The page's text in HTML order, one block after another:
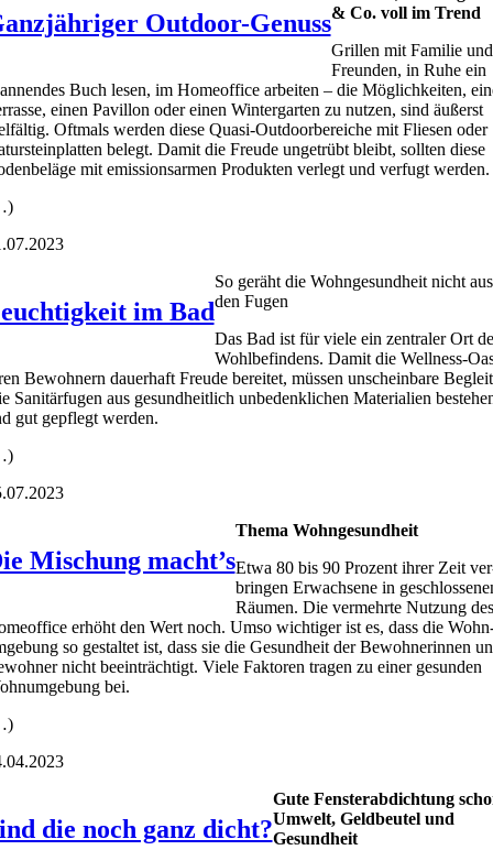
Outdoor-Genuss& Co. voll im Trend
Gril­len mit Fami­lie und
Freun­den, in Ruhe ein
Buch lesen, im Home­of­fice arbei­ten – die Mög­lich­kei­ten,
einen Pavil­lon oder einen Win­ter­gar­ten zu nut­zen, sind äußerst
Oft­mals wer­den die­se Qua­si-Out­door­be­rei­che mit Flie­sen oder
belegt. Damit die Freu­de unge­trübt bleibt, soll­ten die­se
mit emis­si­ons­ar­men Pro­duk­ten ver­legt und ver­fugt wer­den.
im Bad
So ger­äht die Wohn­ge­sund­heit nicht aus
den Fugen
Das Bad ist für vie­le ein zen­tra­ler Ort
Wohl­be­fin­dens. Damit die Well­ness-
Bewoh­nern dau­er­haft Freu­de berei­tet, müs­sen unschein­ba­re
Sani­tär­fu­gen aus gesund­heit­lich unbe­denk­li­chen Mate­ria­li­en
gut gepflegt wer­den.
Mischung macht’s
The­ma Wohn­ge­sund­heit
Etwa 80 bis 90 Pro­zent ihrer Zeit
brin­gen Erwach­se­ne in
Räu­men. Die ver­mehr­te Nut­zung des
erhöht den Wert noch. Umso wich­ti­ger ist es, dass die
so gestal­tet ist, dass sie die Gesund­heit der Bewoh­ne­rin­nen
nicht beein­träch­tigt. Vie­le Fak­to­ren tra­gen zu einer gesun­den
bei.
die noch ganz dicht?
Gute Fens­ter­ab­dich­tung
Umwelt, Geld­beu­tel und
Gesund­heit